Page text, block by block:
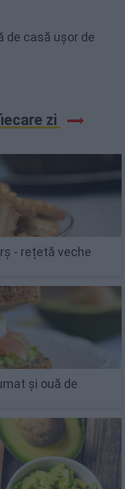
de casă ușor de
zi
- rețetă veche
și ouă de